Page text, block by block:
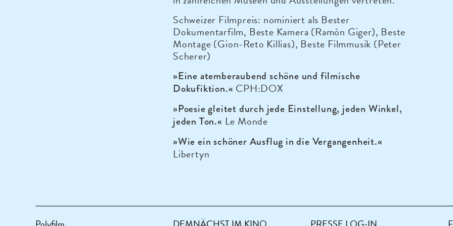
Schweizer Filmpreis: nominiert als Bester
Dokumentarfilm, Beste Kamera (Ramòn Giger), Beste
Montage (Gion-Reto Killias), Beste Filmmusik (Peter
Scherer)
»Eine atemberaubend schöne und filmische
Dokufiktion.« CPH:DOX
»Poesie gleitet durch jede Einstellung, jeden Winkel,
jeden Ton.« Le Monde
»Wie ein schöner Ausflug in die Vergangenheit.«
Libertyn